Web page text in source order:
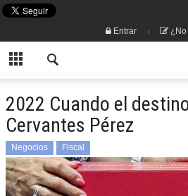
Entrar
¿No
2022 Cuando el
Cervantes Pérez
Negocios Fiscal